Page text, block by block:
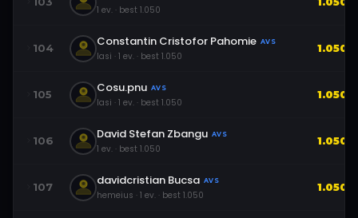
1 ev. · best 1.050
104 Constantin Cristofor Pahomie AVS
Iasi · 1 ev. · best 1.050
1.050
105 Cosu.pnu AVS
Iasi · 1 ev. · best 1.050
1.050
106 David Stefan Zbangu AVS
1 ev. · best 1.050
1.050
107 davidcristian Bucsa AVS
hemeius · 1 ev. · best 1.050
1.050